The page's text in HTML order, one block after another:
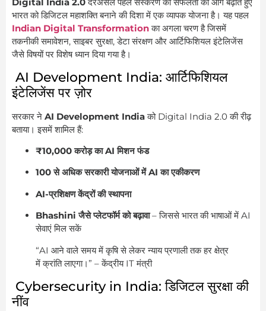
भारत को डिजिटल महाशक्ति बनाने की दिशा में एक व्यापक योजना है। यह पहल
Indian Digital Transformationका अगला चरण है जिसमें
तकनीकी समावेशन, साइबर सुरक्षा, डेटा संरक्षण और आर्टिफिशियल इंटेलिजेंस
जैसे विषयों पर विशेष ध्यान दिया गया है।
AI Development India: आर्टिफिशियल
इंटेलिजेंस पर ज़ोर
सरकार ने AI Development Indiaको Digital India 2.0 की रीढ़
बताया। इसमें शामिल हैं:
₹10,000 करोड़ का AI मिशन फंड
100 से अधिक सरकारी योजनाओं में AI का एकीकरण
AI-प्रशिक्षण केंद्रों की स्थापना
Bhashini जैसे प्लेटफॉर्म को बढ़ावा– जिससे भारत की भाषाओं में AI
सेवाएं मिल सकें
“AI आने वाले समय में कृषि से लेकर न्याय प्रणाली तक हर क्षेत्र
में क्रांति लाएगा।” – केंद्रीय IT मंत्री
Cybersecurity in India: डिजिटल सुरक्षा की
नींव